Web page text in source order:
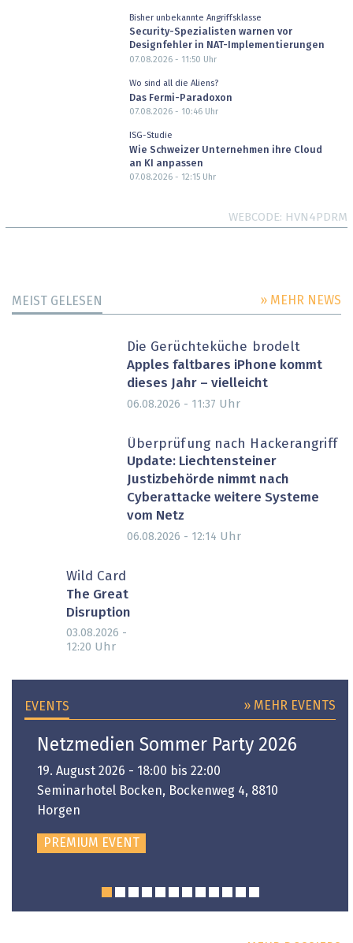
Bisher unbekannte Angriffsklasse
Security-Spezialisten warnen vor
Designfehler in NAT-Implementierungen
07.08.2026 - 11:50 Uhr
Wo sind all die Aliens?
Das Fermi-Paradoxon
07.08.2026 - 10:46Uhr
ISG-Studie
Wie Schweizer Unternehmen ihre Cloud
an KI anpassen
07.08.2026 - 12:15Uhr
WEBCODE HVN4PDRM
MEIST GELESEN » MEHR NEWS
Die Gerüchteküche brodelt
Apples faltbares iPhone kommt
dieses Jahr – vielleicht
06.08.2026 - 11:37 Uhr
Überprüfung nach Hackerangriff
Update: Liechtensteiner
Justizbehörde nimmt nach
Cyberattacke weitere Systeme
vom Netz
06.08.2026 - 12:14 Uhr
Wild Card
The Great
Disruption
03.08.2026 -
12:20 Uhr
EVENTS » MEHR EVENTS
Netzmedien Sommer Party 2026
19. August 2026 - 18:00 bis 22:00
Seminarhotel Bocken, Bockenweg 4, 8810
Horgen
PREMIUM EVENT